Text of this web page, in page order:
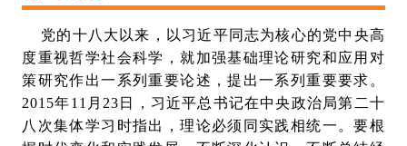
党的十八大以来，以习近平同志为核心的党中央高
度重视哲学社会科学，就加强基础理论研究和应用对
策研究作出一系列重要论述，提出一系列重要要求。
2015年11月23日，习近平总书记在中央政治局第二十
八次集体学习时指出，理论必须同实践相统一。要根